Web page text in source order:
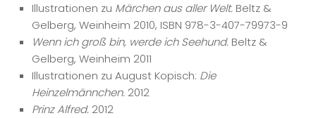
Illustrationen zu Märchen aus aller Welt. Beltz &
Gelberg, Weinheim 2010, ISBN 978-3-407-79973-9
Wenn ich groß bin, werde ich Seehund. Beltz &
Gelberg, Weinheim 2011
Illustrationen zu August Kopisch: Die
Heinzelmännchen. 2012
Prinz Alfred. 2012